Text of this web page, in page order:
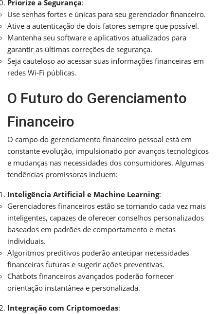
Priorize a Segurança:
Use senhas fortes e únicas para seu gerenciador financeiro.
Ative a autenticação de dois fatores sempre que possível.
Mantenha seu software e aplicativos atualizados para
garantir as últimas correções de segurança.
Seja cauteloso ao acessar suas informações financeiras em
redes Wi-Fi públicas.
O Futuro do Gerenciamento
Financeiro
O campo do gerenciamento financeiro pessoal está em
constante evolução, impulsionado por avanços tecnológicos
e mudanças nas necessidades dos consumidores. Algumas
tendências promissoras incluem:
Inteligência Artificial e Machine Learning:
Gerenciadores financeiros estão se tornando cada vez mais
inteligentes, capazes de oferecer conselhos personalizados
baseados em padrões de comportamento e metas
individuais.
Algoritmos preditivos poderão antecipar necessidades
financeiras futuras e sugerir ações preventivas.
Chatbots financeiros avançados poderão fornecer
orientação instantânea e personalizada.
Integração com Criptomoedas: